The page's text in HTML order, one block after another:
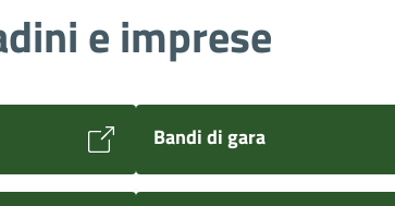
e imprese
Bandi di gara